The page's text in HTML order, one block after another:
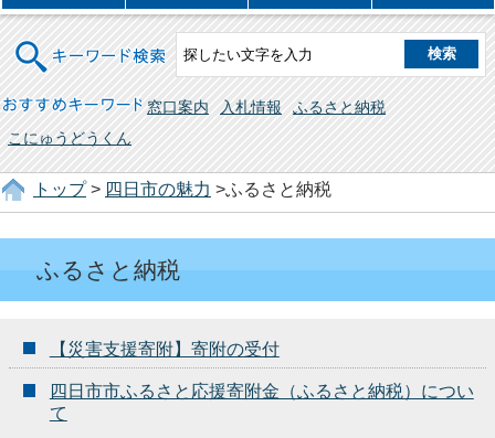
キーワード検索
おすすめキーワード 窓口案内 入札情報
ふるさと納税
こにゅうどうくん
トップ> 四日市の魅力 >ふるさと納税
ふるさと納税
【災害支援寄附】寄附の受付
四日市市ふるさと応援寄附金（ふるさと納税）につい
て